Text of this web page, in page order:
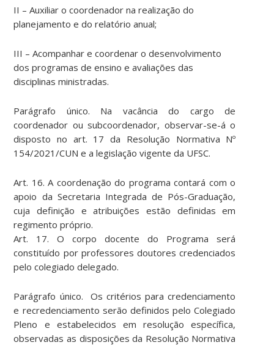
II – Auxiliar o coordenador na realização do
planejamento e do relatório anual;
III – Acompanhar e coordenar o desenvolvimento
dos programas de ensino e avaliações das
disciplinas ministradas.
Parágrafo único. Na vacância do cargo de
coordenador ou subcoordenador, observar-se-á o
disposto no art. 17 da Resolução Normativa Nº
154/2021/CUN e a legislação vigente da UFSC.
Art. 16. A coordenação do programa contará com o
apoio da Secretaria Integrada de Pós-Graduação,
cuja definição e atribuições estão definidas em
regimento próprio.
Art. 17. O corpo docente do Programa será
constituído por professores doutores credenciados
pelo colegiado delegado.
Parágrafo único. Os critérios para credenciamento
e recredenciamento serão definidos pelo Colegiado
Pleno e estabelecidos em resolução específica,
observadas as disposições da Resolução Normativa